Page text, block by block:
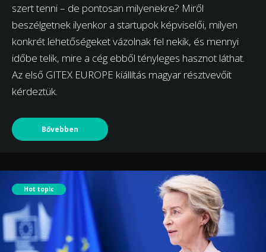
szert tenni – de pontosan milyenekre? Miről
beszélgetnek ilyenkor a startupok képviselői, milyen
konkrét lehetőségeket vázolnak fel nekik, és mennyi
időbe telik, mire a cég ebből tényleges hasznot láthat.
Az első GITEX EUROPE kiállítás magyar résztvevőit
kérdeztük.
Bővebben
Hot topic